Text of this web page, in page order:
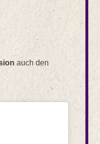
auch den